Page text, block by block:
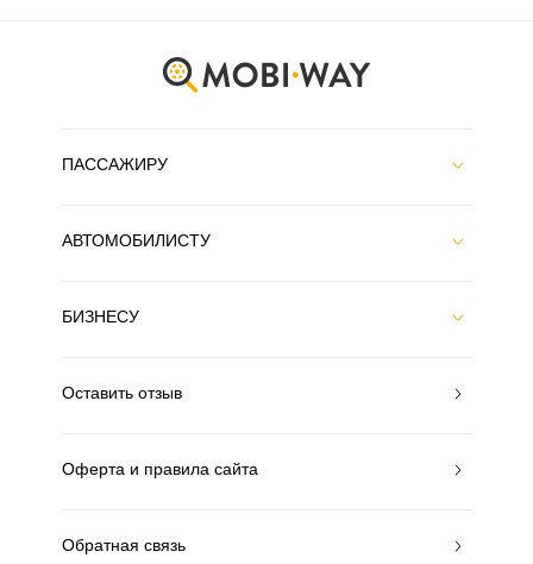
ПАССАЖИРУ
АВТОМОБИЛИСТУ
БИЗНЕСУ
Оставить отзыв
Оферта и правила сайта
Обратная связь